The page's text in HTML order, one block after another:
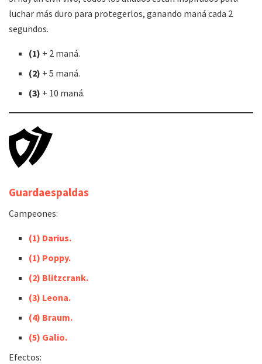
luchar más duro para protegerlos, ganando maná cada 2
segundos.
(1) + 2 maná.
(2) + 5 maná.
(3) + 10 maná.
Guardaespaldas
Campeones:
(1) Darius.
(1) Poppy.
(2) Blitzcrank.
(3) Leona.
(4) Braum.
(5) Galio.
Efectos: